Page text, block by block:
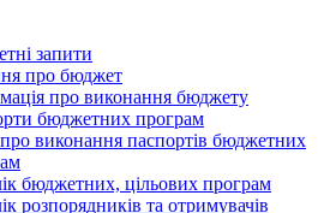
запити
про бюджет
про виконання бюджету
бюджетних програм
про виконання паспортів бюджетних
бюджетних, цільових програм
розпорядників та отримувачів